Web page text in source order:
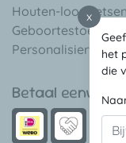
x
het
die
Houten-
Geboortestoeltje.be
Personalisierte-
Betaal